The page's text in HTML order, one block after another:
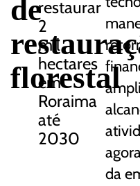
de
florestal
restaurar
2
mil
hectares
em
Roraima
até
2030
da